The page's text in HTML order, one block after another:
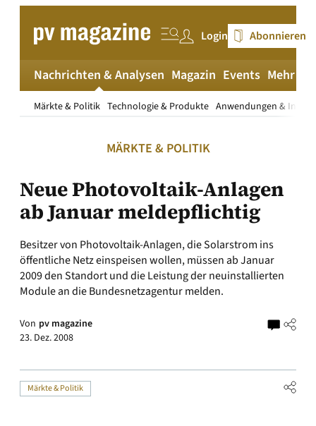
springen
Login Abonnieren
Nachrichten & Analysen
Märkte & Politik Technologie & Produkte Anwendungen &
Magazin Events Mehr
MÄRKTE & POLITIK
Neue Photovoltaik-Anlagen
ab Januar meldepflichtig
Besitzer von Photovoltaik-Anlagen, die Solarstrom ins
öffentliche Netz einspeisen wollen, müssen ab Januar
2009 den Standort und die Leistung der neuinstallierten
Module an die Bundesnetzagentur melden.
Von pv magazine
23. Dez. 2008
Märkte & Politik